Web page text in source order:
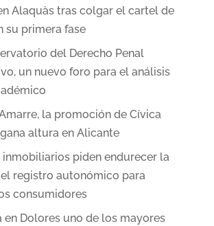
Alaquàs tras colgar el cartel de
su primera fase
del Derecho Penal
un nuevo foro para el análisis
la promoción de Cívica
altura en Alicante
inmobiliarios piden endurecer la
registro autonómico para
consumidores
en Dolores uno de los mayores